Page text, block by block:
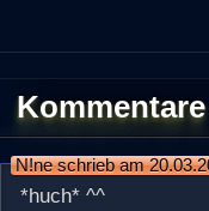
Kommentare
N!ne schrieb am
*huch* ^^